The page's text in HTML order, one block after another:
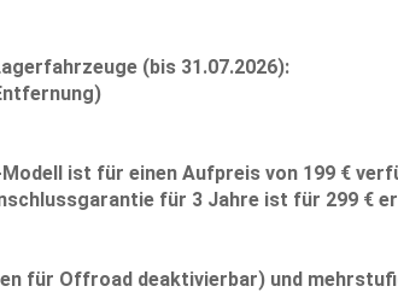
(bis 31.07.2026):
ist für einen Aufpreis von 199 €
für 3 Jahre ist für 299 €
für Offroad deaktivierbar) und